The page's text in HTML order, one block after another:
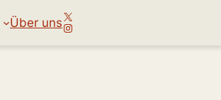
Über unsX
Instagram